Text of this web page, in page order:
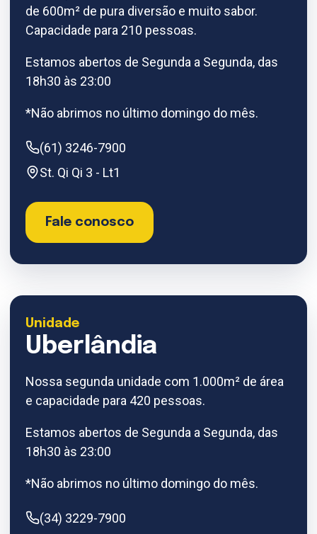
de 600m² de pura diversão e muito sabor.
Capacidade para 210 pessoas.
Estamos abertos de Segunda a Segunda, das
18h30 às 23:00
*Não abrimos no último domingo do mês.
(61) 3246-7900
St. Qi Qi 3 - Lt1
Fale conosco
Unidade
Uberlândia
Nossa segunda unidade com 1.000m² de área
e capacidade para 420 pessoas.
Estamos abertos de Segunda a Segunda, das
18h30 às 23:00
*Não abrimos no último domingo do mês.
(34) 3229-7900